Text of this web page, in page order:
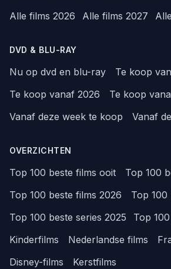
Alle films 2026
Alle films 2027
DVD & BLU-RAY
Nu op dvd en blu-ray
Te koop
Te koop vanaf 2026
Te koop
Vanaf deze week te koop
Vanaf
OVERZICHTEN
Top 100 beste films ooit
Top 100
Top 100 beste films 2026
Top 100
Top 100 beste series 2025
Top
Kinderfilms
Nederlandse films
Disney-films
Kerstfilms